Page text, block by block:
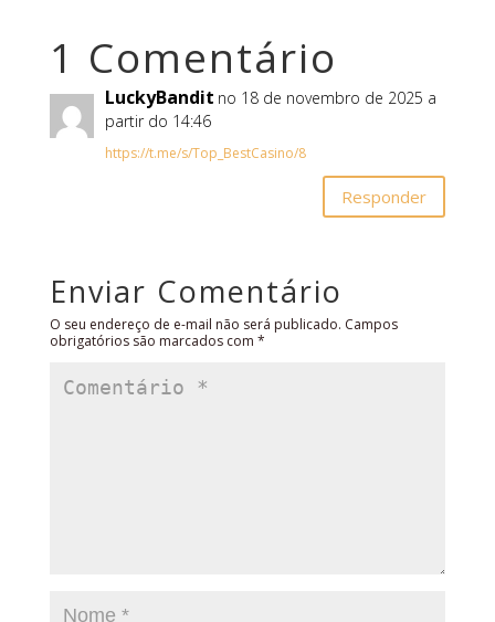
1 Comentário
LuckyBandit no 18 de novembro de 2025 a
partir do 14:46
https://t.me/s/Top_BestCasino/8
Responder
Enviar Comentário
O seu endereço de e-mail não será publicado. Campos
obrigatórios são marcados com *